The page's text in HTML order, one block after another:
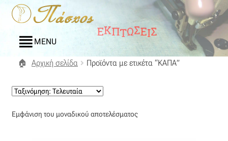
Απευθείας
μετάβαση
στην
πλοήγηση
Μετάβαση
σε
περιεχόμενο
MENU
Αρχική
Blog
Compare
Αρχική σελίδα Προϊόντα με ετικέτα “ΚΑΠΑ”
Εμφάνιση του μοναδικού αποτελέσματος